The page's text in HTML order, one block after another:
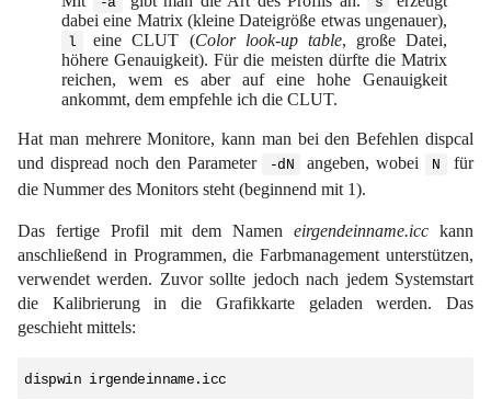
dabei eine Matrix (kleine Dateigröße etwas ungenauer),
l eine CLUT (Color look-up table, große Datei,
höhere Genauigkeit). Für die meisten dürfte die Matrix
reichen, wem es aber auf eine hohe Genauigkeit
ankommt, dem empfehle ich die CLUT.
Hat man mehrere Monitore, kann man bei den Befehlen dispcal
und dispread noch den Parameter
-dN angeben, wobei N
für
die Nummer des Monitors steht (beginnend mit 1).
Das fertige Profil mit dem Nameneirgendeinname.icc kann
anschließend in Programmen, die Farbmanagement unterstützen,
verwendet werden. Zuvor sollte jedoch nach jedem Systemstart
die Kalibrierung in die Grafikkarte geladen werden. Das
geschieht mittels:
dispwin irgendeinname.icc